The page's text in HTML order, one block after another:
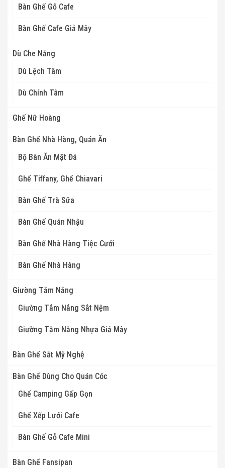
Bàn Ghế Gỗ Cafe
Bàn Ghế Cafe Giả Mây
Dù Che Nắng
Dù Lệch Tâm
Dù Chính Tâm
Ghế Nữ Hoàng
Bàn Ghế Nhà Hàng, Quán Ăn
Bộ Bàn Ăn Mặt Đá
Ghế Tiffany, Ghế Chiavari
Bàn Ghế Trà Sữa
Bàn Ghế Quán Nhậu
Bàn Ghế Nhà Hàng Tiệc Cưới
Bàn Ghế Nhà Hàng
Giường Tắm Nắng
Giường Tắm Nắng Sắt Nệm
Giường Tắm Nắng Nhựa Giả Mây
Bàn Ghế Sắt Mỹ Nghệ
Bàn Ghế Dùng Cho Quán Cóc
Ghế Camping Gấp Gọn
Ghế Xếp Lưới Cafe
Bàn Ghế Gỗ Cafe Mini
Bàn Ghế Fansipan